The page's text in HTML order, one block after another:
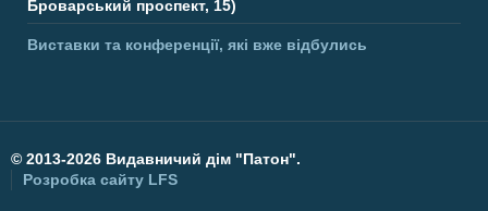
Броварський проспект, 15)
Виставки та конференції, які вже відбулись
© 2013-2026 Видавничий дім "Патон".
Розробка сайту LFS